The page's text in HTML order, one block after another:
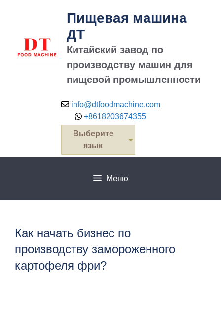
Пищевая машина
ДТ
Китайский завод по
производству машин для
пищевой промышленности
info@dtfoodmachine.com
+8618203674355
Выберите
язык
Меню
Как начать бизнес по
производству замороженного
картофеля фри?